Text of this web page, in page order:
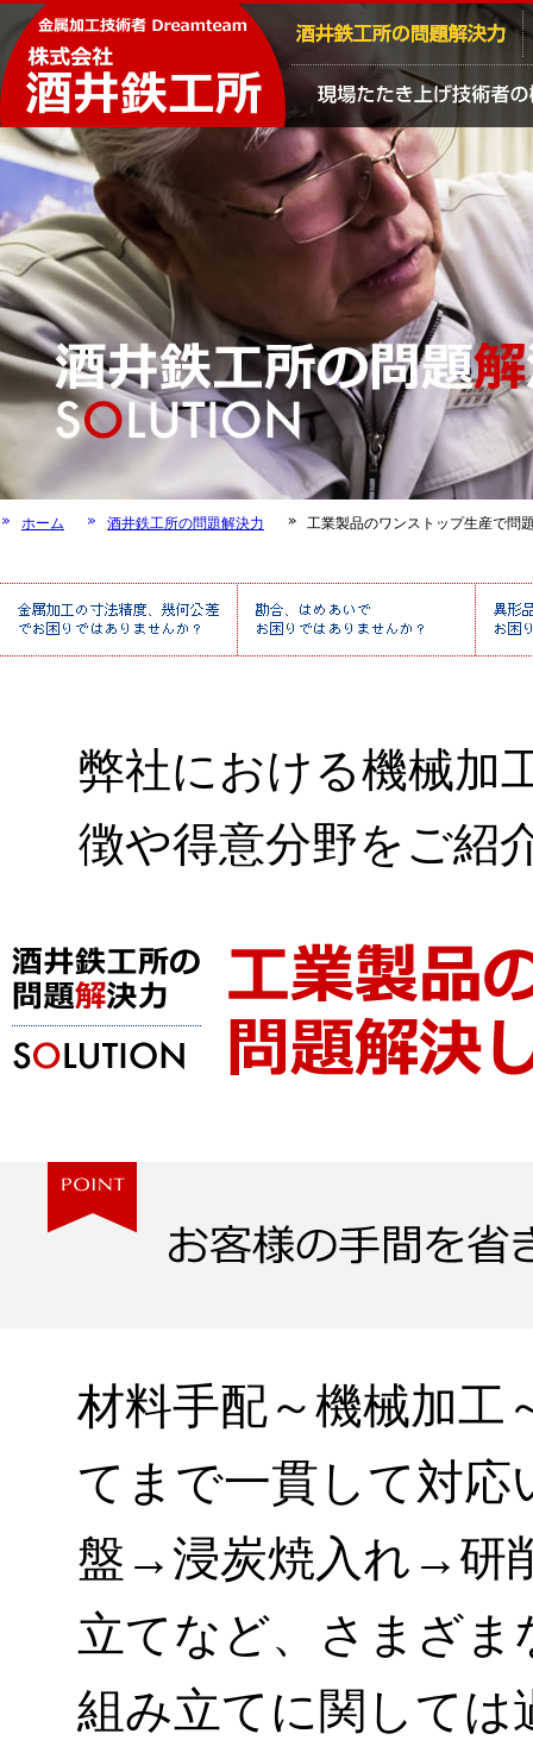
ホーム 酒井鉄工所の問題解決力 工業製品のワンストップ生産で問
弊社における機械加
徴や得意分野をご紹
材料手配～機械加工
てまで一貫して対応
盤→浸炭焼入れ→研
立てなど、さまざ
組み立てに関しては